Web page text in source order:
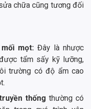
chữa cũng tương đối
mọt:Đây là nhược
tẩm sấy kỹ lưỡng,
trường có độ ẩm cao
thống thường có